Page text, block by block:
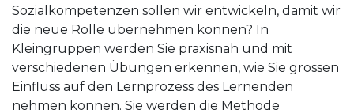
Sozialkompetenzen sollen wir entwickeln, damit wir
die neue Rolle übernehmen können? In
Kleingruppen werden Sie praxisnah und mit
verschiedenen Übungen erkennen, wie Sie grossen
Einfluss auf den Lernprozess des Lernenden
nehmen können. Sie werden die Methode